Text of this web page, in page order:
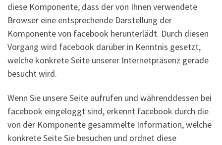
diese Komponente, dass der von Ihnen verwendete
Browser eine entsprechende Darstellung der
Komponente von facebook herunterlädt. Durch diesen
Vorgang wird facebook darüber in Kenntnis gesetzt,
welche konkrete Seite unserer Internetpräsenz gerade
besucht wird.
Wenn Sie unsere Seite aufrufen und währenddessen bei
facebook eingeloggt sind, erkennt facebook durch die
von der Komponente gesammelte Information, welche
konkrete Seite Sie besuchen und ordnet diese